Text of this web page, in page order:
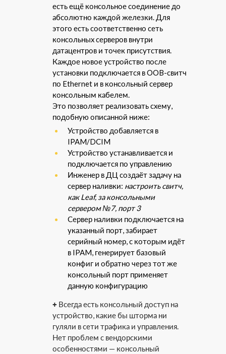
есть ещё консольное соединение до
абсолютно каждой железки. Для
этого есть соответственно сеть
консольных серверов внутри
датацентров и точек присутствия.
Каждое новое устройство после
установки подключается в OOB-свитч
по Ethernet и в консольный сервер
консольным кабелем.
Это позволяет реализовать схему,
подобную описанной ниже:
Устройство добавляется в
IPAM/DCIM
Устройство устанавливается и
подключается по управлению
Инженер в ДЦ создаёт задачу на
сервер наливки: настроить свитч,
как Leaf, за консольными
сервером №7, порт 3
Сервер наливки подключается на
указанный порт, забирает
серийный номер, с которым идёт
в IPAM, генерирует базовый
конфиг и обратно через тот же
консольный порт применяет
данную конфигурацию
+ Всегда есть консольный доступ на
устройство, какие бы шторма ни
гуляли в сети трафика и управления.
Нет проблем с вендорскими
особенностями — консольный